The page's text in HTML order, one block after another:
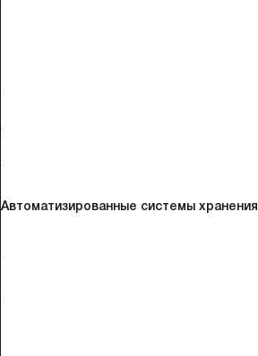
Автоматизированные системы хранения